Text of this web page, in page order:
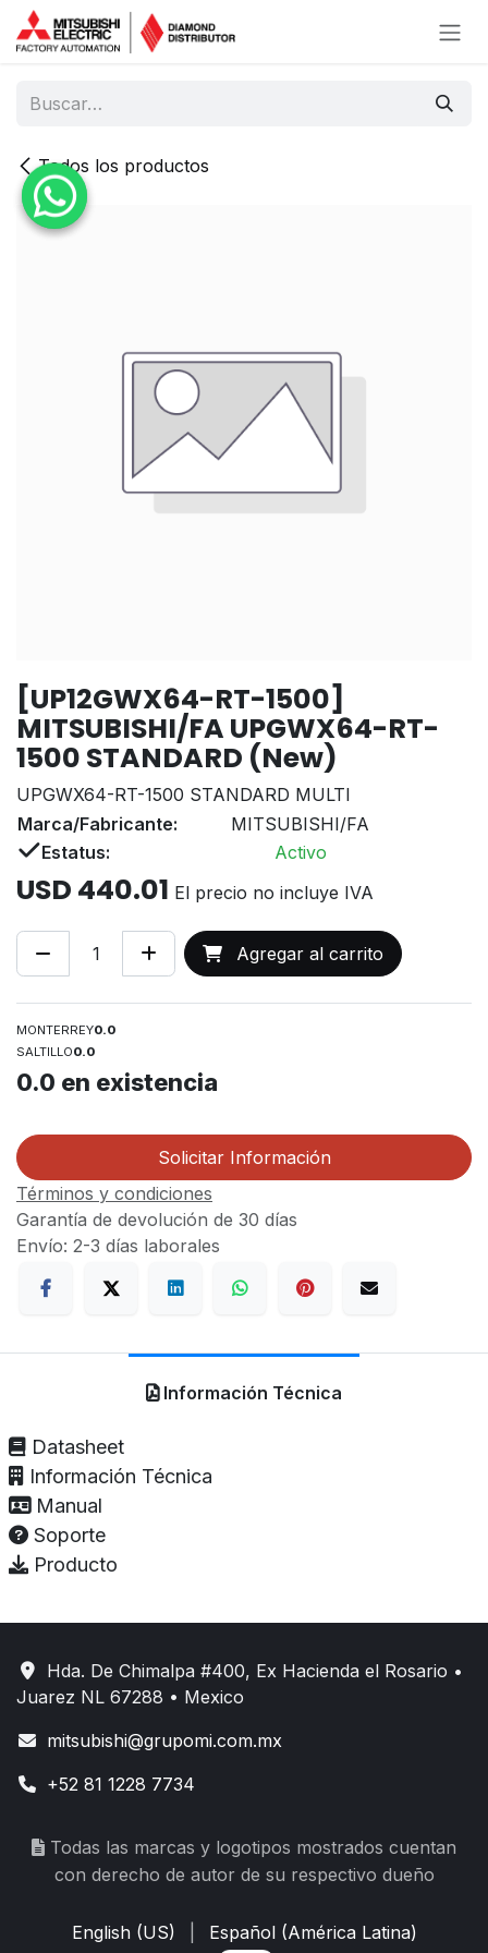
Ir al contenido
Todos los productos
[UP12GWX64-RT-1500]
MITSUBISHI/FA UPGWX64-RT-
1500 STANDARD (New)
UPGWX64-RT-1500 STANDARD MULTI
Marca/Fabricante:
MITSUBISHI/FA
Estatus:
Activo
USD 440.01 El precio no incluye IVA
Agregar al carrito
MONTERREY0.0
SALTILLO0.0
0.0 en existencia
Solicitar Información
Términos y condiciones
Garantía de devolución de 30 días
Envío: 2-3 días laborales
Información Técnica
Datasheet
Información Técnica
Manual
Soporte
Producto
Hda. De Chimalpa #400, Ex Hacienda el Rosario •
Juarez NL 67288 • Mexico
mitsubishi@grupomi.com.mx
+52 81 1228 7734
Todas las marcas y logotipos mostrados cuentan
con derecho de autor de su respectivo dueño
English (US)
Español (América Latina)